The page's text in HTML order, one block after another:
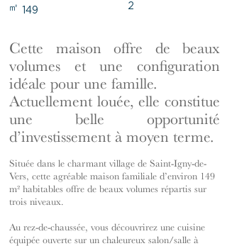
㎡ 149 2
Cette maison offre de beaux
volumes et une configuration
idéale pour une famille.
Actuellement louée, elle constitue
une belle opportunité
d’investissement à moyen terme.
Située dans le charmant village de Saint-Igny-de-
Vers, cette agréable maison familiale d’environ 149
m² habitables offre de beaux volumes répartis sur
trois niveaux.
Au rez-de-chaussée, vous découvrirez une cuisine
équipée ouverte sur un chaleureux salon/salle à